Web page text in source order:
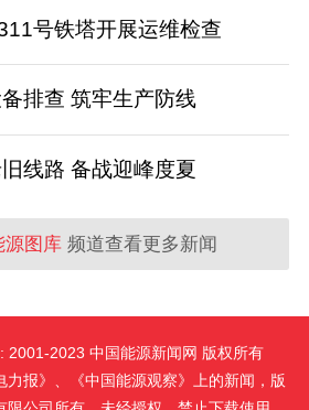
号铁塔开展运维检查
排查 筑牢生产防线
线路 备战迎峰度夏
源图库 频道查看更多新闻
2001-2023 中国能源新闻网 版权所有
力报》、《中国能源观察》上的新闻，版